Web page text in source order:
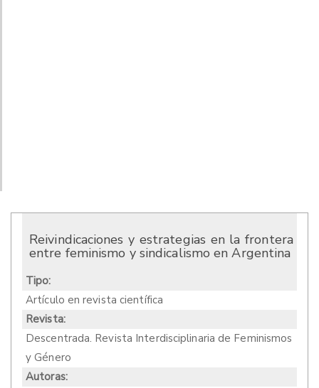
Reivindicaciones y estrategias en la frontera
entre feminismo y sindicalismo en Argentina
Tipo:
Artículo en revista científica
Revista:
Descentrada. Revista Interdisciplinaria de Feminismos
y Género
Autoras: